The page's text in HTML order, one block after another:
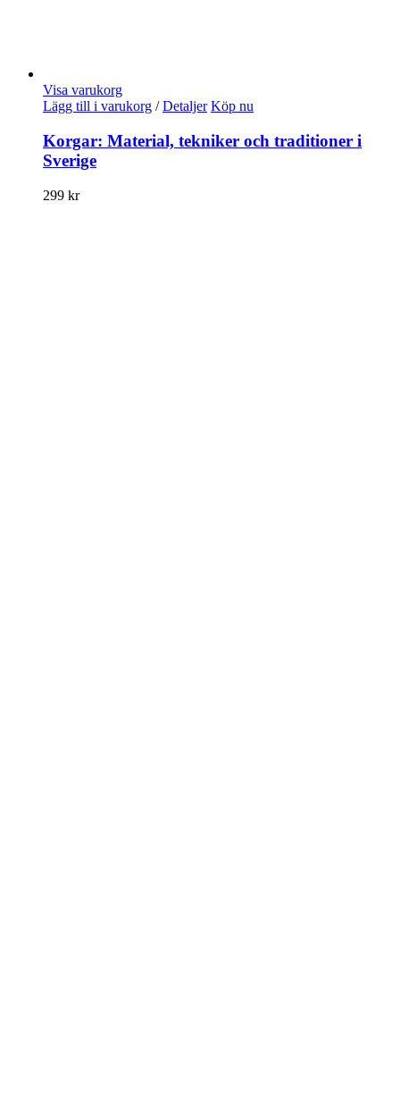
Visa varukorg
Lägg till i varukorg / Detaljer Köp nu
Korgar: Material, tekniker och traditioner i
Sverige
299 kr